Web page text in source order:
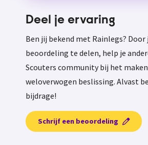
Deel je ervaring
Ben jij bekend met Rainlegs? Door
beoordeling te delen, help je
Scouters community bij het maken
weloverwogen beslissing. Alvast
bijdrage!
Schrijf een beoordeling